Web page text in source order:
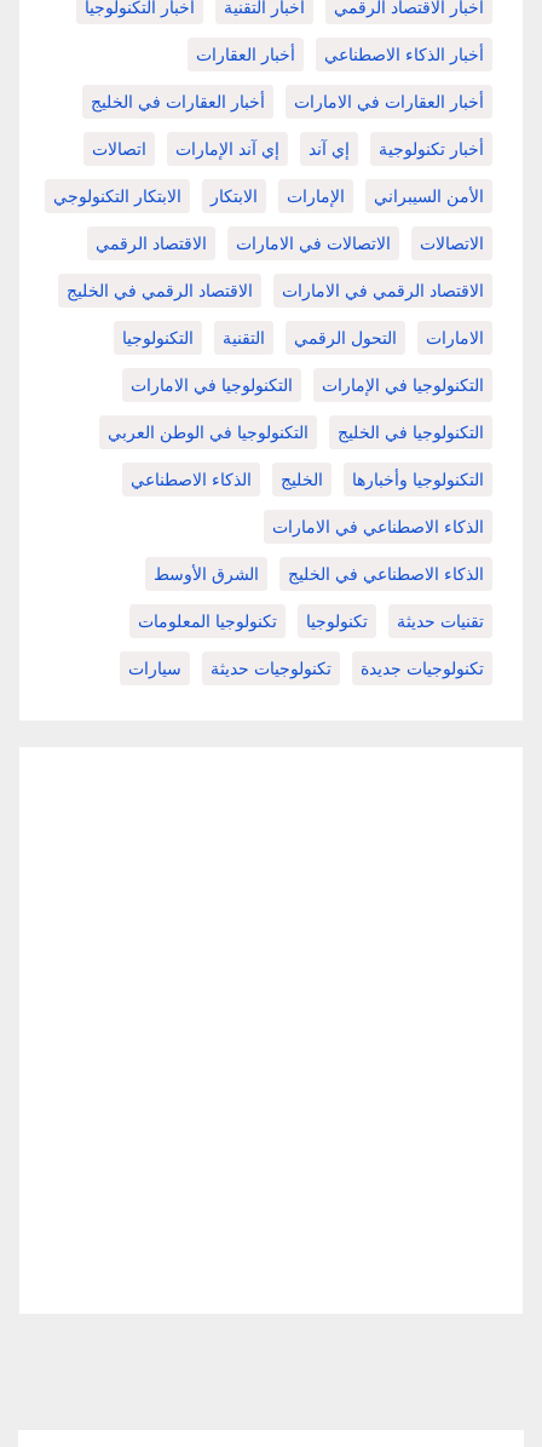
أخبار الاقتصاد الرقمي أخبار التقنية أخبار التكنولوجيا
أخبار الذكاء الاصطناعي أخبار العقارات
أخبار العقارات في الامارات أخبار العقارات في الخليج
أخبار تكنولوجية إي آند إي آند الإمارات اتصالات
الأمن السيبراني الإمارات الابتكار الابتكار التكنولوجي
الاتصالات الاتصالات في الامارات الاقتصاد الرقمي
الاقتصاد الرقمي في الامارات الاقتصاد الرقمي في الخليج
الامارات التحول الرقمي التقنية التكنولوجيا
التكنولوجيا في الإمارات التكنولوجيا في الامارات
التكنولوجيا في الخليج التكنولوجيا في الوطن العربي
التكنولوجيا وأخبارها الخليج الذكاء الاصطناعي
الذكاء الاصطناعي في الامارات
الذكاء الاصطناعي في الخليج الشرق الأوسط
تقنيات حديثة تكنولوجيا تكنولوجيا المعلومات
تكنولوجيات جديدة تكنولوجيات حديثة سيارات